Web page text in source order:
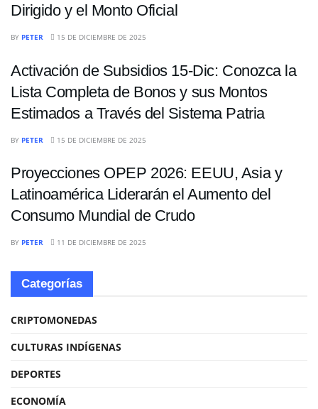
Dirigido y el Monto Oficial
BY PETER 15 DE DICIEMBRE DE 2025
Activación de Subsidios 15-Dic: Conozca la
Lista Completa de Bonos y sus Montos
Estimados a Través del Sistema Patria
BY PETER 15 DE DICIEMBRE DE 2025
Proyecciones OPEP 2026: EEUU, Asia y
Latinoamérica Liderarán el Aumento del
Consumo Mundial de Crudo
BY PETER 11 DE DICIEMBRE DE 2025
Categorías
CRIPTOMONEDAS
CULTURAS INDÍGENAS
DEPORTES
ECONOMÍA